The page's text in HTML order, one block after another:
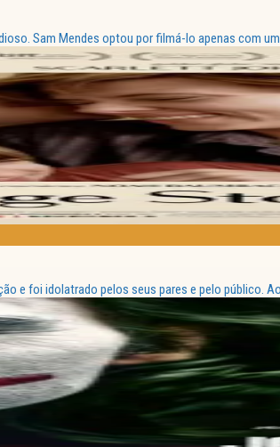
Sam Mendes optou por filmá-lo apenas com
e foi idolatrado pelos seus pares e pelo público.